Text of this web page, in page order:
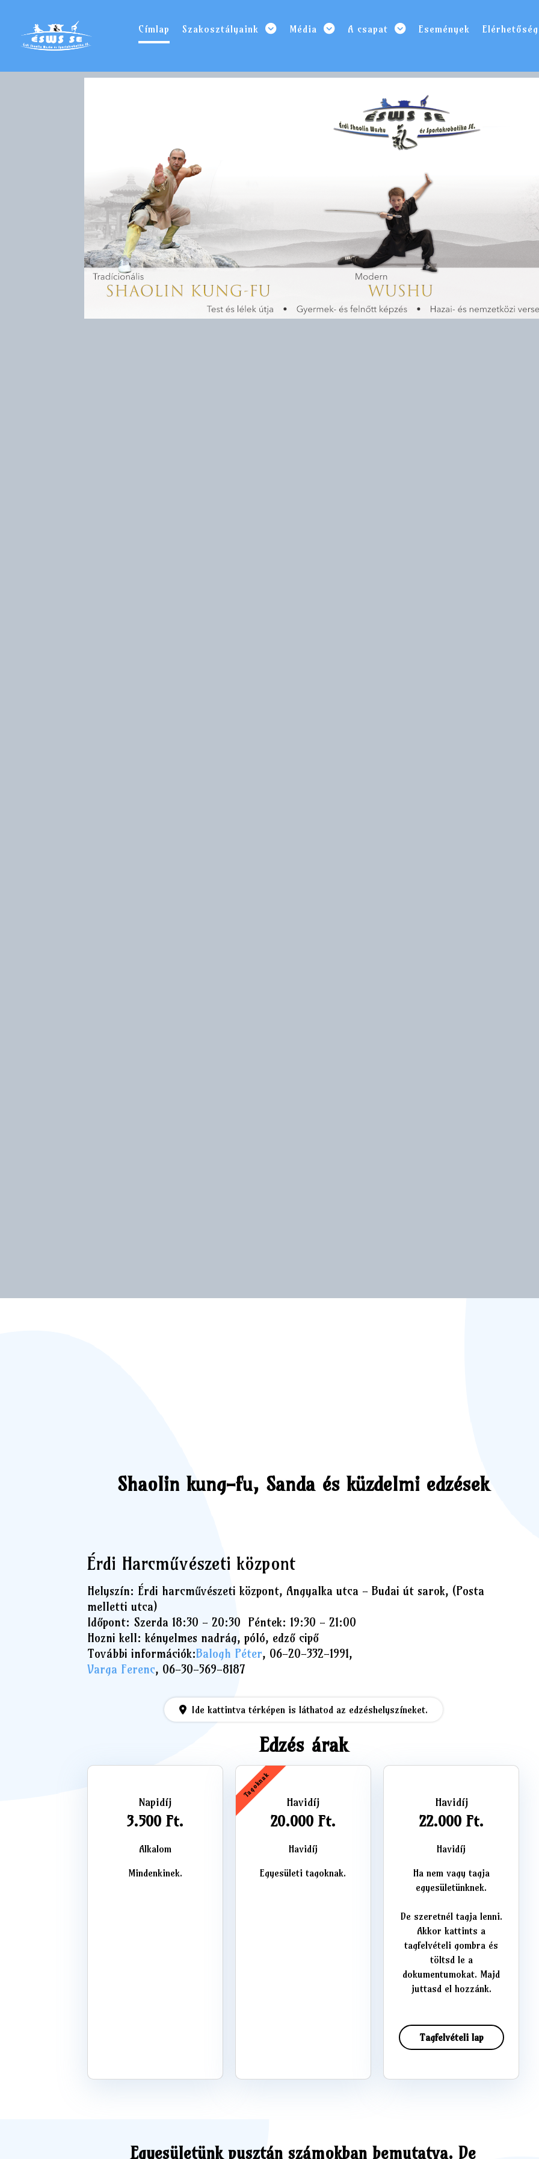
Címlap Szakosztályaink Média A csapat Események Elérhetőség
Shaolin kung-fu, Sanda és küzdelmi edzések
Érdi Harcművészeti központ
Helyszín: Érdi harcművészeti központ, Angyalka utca - Budai út sarok, (Posta
melletti utca)
Időpont: Szerda 18:30 - 20:30 Péntek: 19:30 - 21:00
Hozni kell: kényelmes nadrág, póló, edző cipő
További információk:Balogh Péter, 06-20-332-1991,
Varga Ferenc, 06-30-569-8187
Ide kattintva térképen is láthatod az edzéshelyszíneket.
Edzés árak
Napidíj
3.500 Ft.
Alkalom
Mindenkinek.
Tagoknak
Havidíj
20.000 Ft.
Havidíj
Egyesületi tagoknak.
Havidíj
22.000 Ft.
Havidíj
Ha nem vagy tagja
egyesületünknek.
De szeretnél tagja lenni.
Akkor kattints a
tagfelvételi gombra és
töltsd le a
dokumentumokat. Majd
juttasd el hozzánk.
Tagfelvételi lap
Egyesületünk pusztán számokban bemutatva. De